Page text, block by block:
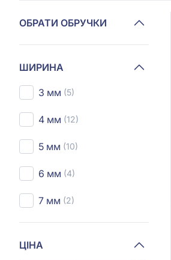
ОБРАТИ ОБРУЧКИ
ШИРИНА
3 мм (5)
4 мм (12)
5 мм (10)
6 мм (4)
7 мм (2)
ЦІНА